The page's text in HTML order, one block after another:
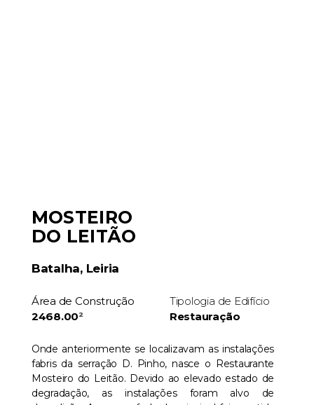
MOSTEIRO
DO LEITÃO
Batalha, Leiria
Área de Construção
2468.00²
Tipologia de Edifício
Restauração
Onde anteriormente se localizavam as instalações
fabris da serração D. Pinho, nasce o Restaurante
Mosteiro do Leitão. Devido ao elevado estado de
degradação, as instalações foram alvo de